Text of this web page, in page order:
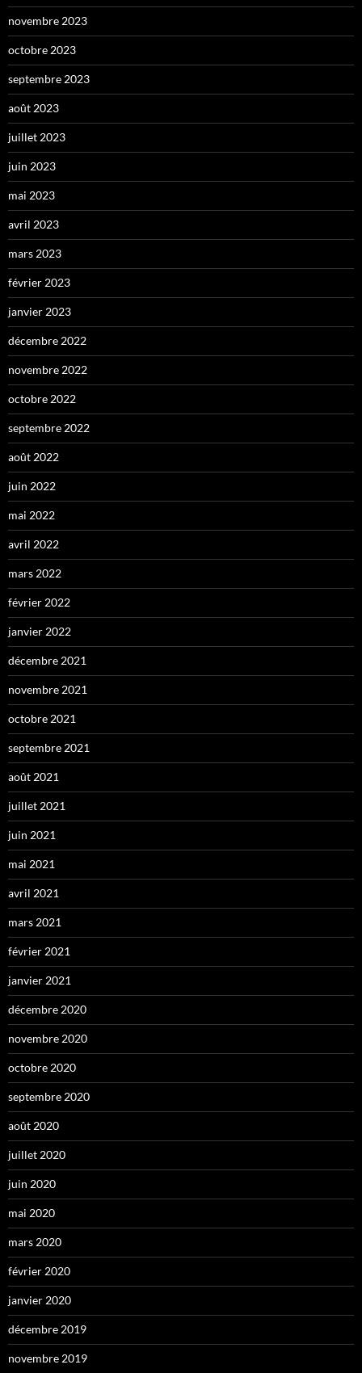
novembre 2023
octobre 2023
septembre 2023
août 2023
juillet 2023
juin 2023
mai 2023
avril 2023
mars 2023
février 2023
janvier 2023
décembre 2022
novembre 2022
octobre 2022
septembre 2022
août 2022
juin 2022
mai 2022
avril 2022
mars 2022
février 2022
janvier 2022
décembre 2021
novembre 2021
octobre 2021
septembre 2021
août 2021
juillet 2021
juin 2021
mai 2021
avril 2021
mars 2021
février 2021
janvier 2021
décembre 2020
novembre 2020
octobre 2020
septembre 2020
août 2020
juillet 2020
juin 2020
mai 2020
mars 2020
février 2020
janvier 2020
décembre 2019
novembre 2019